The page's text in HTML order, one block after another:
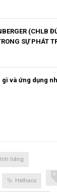
(CHLB
SỰ PHÁT
và ứng dụng
hãng
Hathaco